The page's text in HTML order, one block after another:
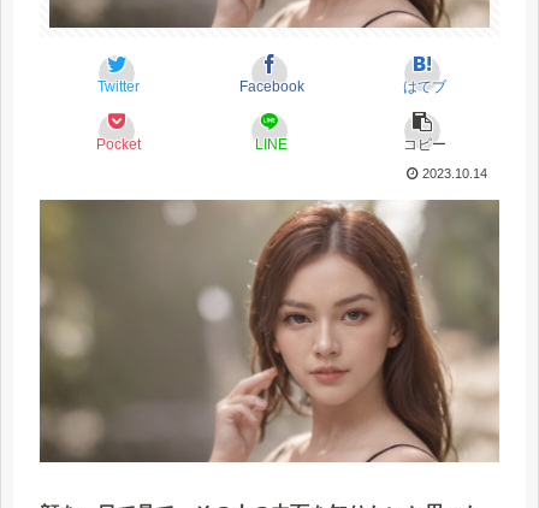
Twitter Facebook はてブ
Pocket LINE コピー
2023.10.14